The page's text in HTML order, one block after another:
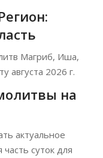
Магриб, Иша,
августа 2026 г.
на
актуальное
суток для